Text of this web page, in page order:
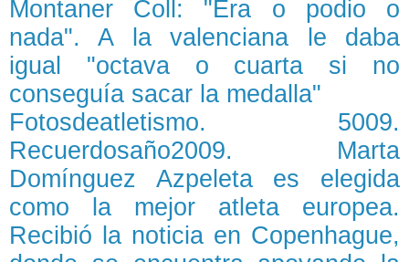
Montaner Coll: "Era o podio o
nada". A la valenciana le daba
igual "octava o cuarta si no
conseguía sacar la medalla"
Fotosdeatletismo. 5009.
Recuerdosaño2009. Marta
Domínguez Azpeleta es elegida
como la mejor atleta europea.
Recibió la noticia en Copenhague,